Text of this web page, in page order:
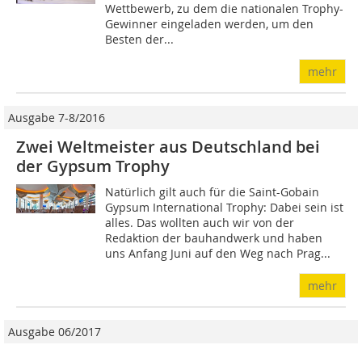
Wettbewerb, zu dem die nationalen Trophy-
Gewinner eingeladen werden, um den
Besten der...
mehr
Ausgabe 7-8/2016
Zwei Weltmeister aus Deutschland bei
der Gypsum Trophy
Natürlich gilt auch für die Saint-Gobain
Gypsum International Trophy: Dabei sein ist
alles. Das wollten auch wir von der
Redaktion der bauhandwerk und haben
uns Anfang Juni auf den Weg nach Prag...
mehr
Ausgabe 06/2017